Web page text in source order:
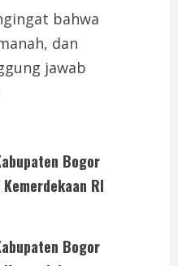
bahwa
dan
jawab
Bogor
RI
Bogor